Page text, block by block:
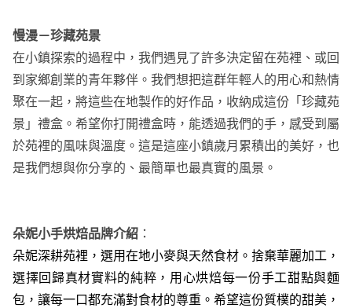
慢漫－珍藏苑景
在小鎮探索的過程中，我們遇見了許多決定留在苑裡、或回
到家鄉創業的青年夥伴。我們想把這群年輕人的用心和熱情
聚在一起，將這些在地製作的好作品，收納成這份「珍藏苑
景」禮盒。希望你打開禮盒時，能透過我們的手，感受到屬
於苑裡的風味與溫度。這是這座小鎮歲月累積出的美好，也
是我們想與你分享的、最簡單也最真實的風景。
朵妮小手烘焙品牌介紹 ：
朵妮深耕苑裡，選用在地小麥與天然食材。捨棄華麗加工，
選擇回歸真材實料的純粹， 用心烘焙每一份手工甜點與麵
包，讓每一口都充滿對食材的尊重 。 希望這份質樸的甜美，